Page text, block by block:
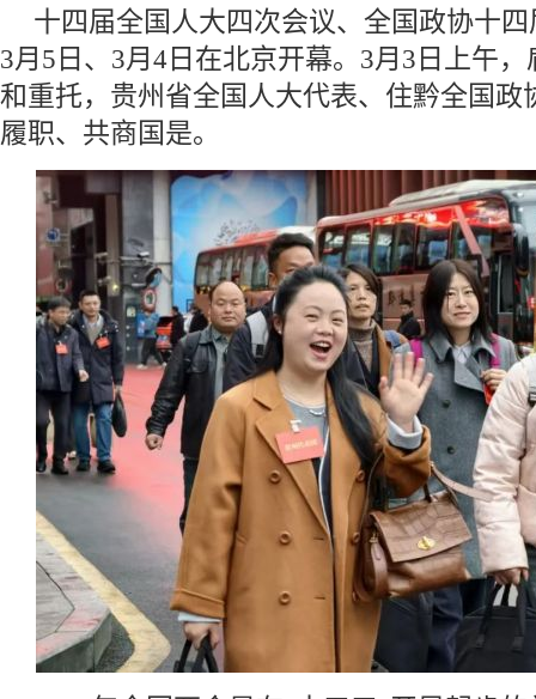
十四届全国人大四次会议、全国政协十
3月5日、3月4日在北京开幕。3月3日上午
和重托，贵州省全国人大代表、住黔全国政
履职、共商国是。